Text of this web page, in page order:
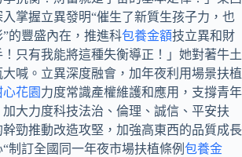
掌握立異發明“催生了新質生孩子力，也
的豐盛內在，推進科包養金額技立異和財
只有我能將這種失衡導正！」她對著牛土
喊。立異深度融會，加年夜利用場景扶植
心花園 力度常識產權維護和應用，支撐青年
大力度科技法治、倫理、誠信、平安扶
勁推動改造攻堅，加強高東西的品質成長
制訂全國同一年夜市場扶植條例 包養金